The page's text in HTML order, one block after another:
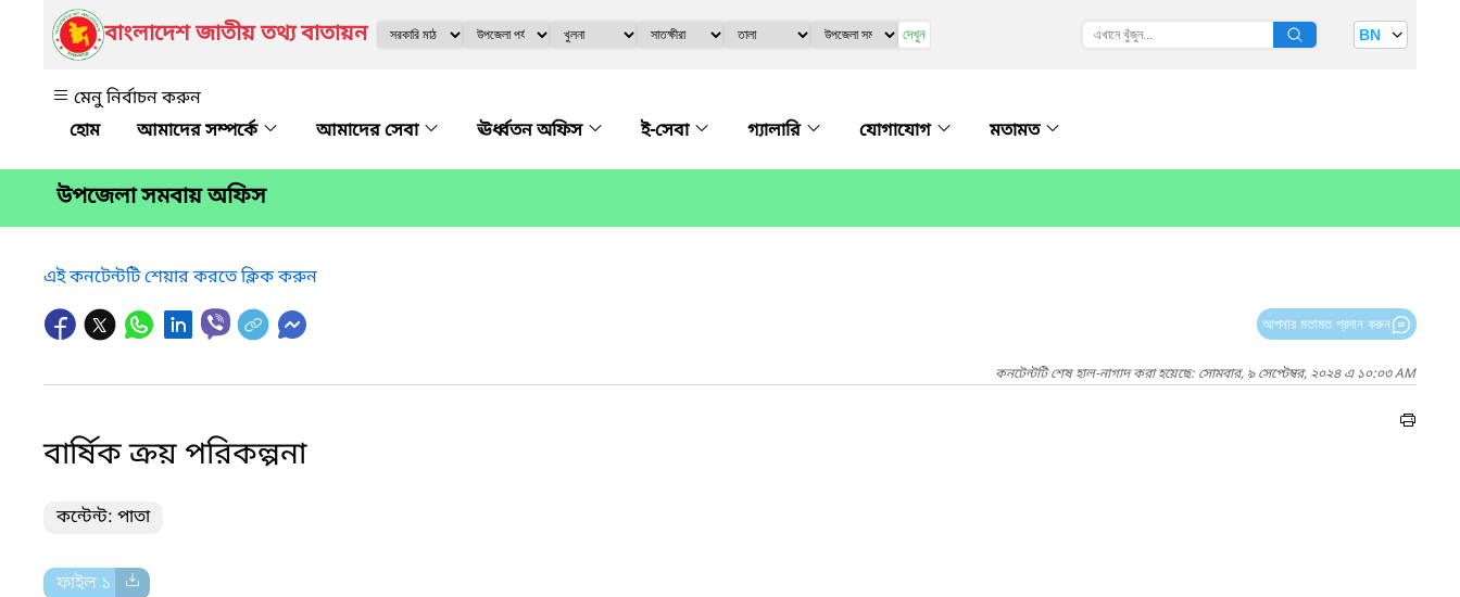
বাংলাদেশ জাতীয় তথ্য বাতায়ন দেখুন BN
মেনু নির্বাচন করুন
আমাদের সম্পর্কে
আমাদের সেবা ঊর্ধ্বতন অফিস ই-সেবা গ্যালারি যোগাযোগ মতামত
উপজেলা সমবায় অফিস
এই কনটেন্টটি শেয়ার করতে ক্লিক করুন
আপনার মতামত প্রদান করুন
কনটেন্টটি শেষ হাল-নাগাদ করা হয়েছে: সোমবার, ৯ সেপ্টেম্বর, ২০২৪ এ ১০:০৩ AM
বার্ষিক ক্রয় পরিকল্পনা
কন্টেন্ট: পাতা
ফাইল ১